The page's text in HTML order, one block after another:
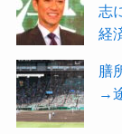
志
経
膳
→